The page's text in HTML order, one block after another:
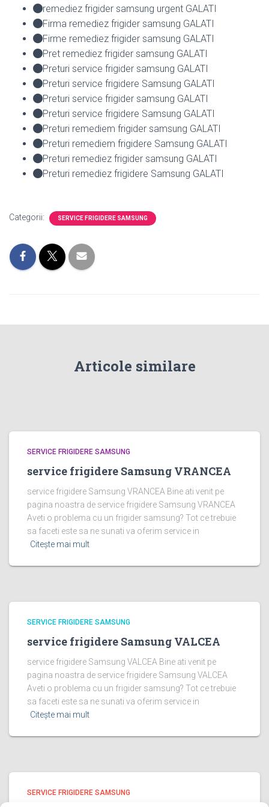
remediez frigider samsung urgent GALATI
Firma remediez frigider samsung GALATI
Firme remediez frigider samsung GALATI
Pret remediez frigider samsung GALATI
Preturi service frigider samsung GALATI
Preturi service frigidere Samsung GALATI
Preturi service frigider samsung GALATI
Preturi service frigidere Samsung GALATI
Preturi remediem frigider samsung GALATI
Preturi remediem frigidere Samsung GALATI
Preturi remediez frigider samsung GALATI
Preturi remediez frigidere Samsung GALATI
Categorii: SERVICE FRIGIDERE SAMSUNG
Articole similare
SERVICE FRIGIDERE SAMSUNG
service frigidere Samsung VRANCEA
service frigidere Samsung VRANCEA Bine ati venit pe
pagina noastra de service frigidere Samsung VRANCEA
Aveti o problema cu un frigider samsung? Tot ce trebuie
sa faceti este sa ne sunati va oferim service in
Citește mai mult
SERVICE FRIGIDERE SAMSUNG
service frigidere Samsung VALCEA
service frigidere Samsung VALCEA Bine ati venit pe
pagina noastra de service frigidere Samsung VALCEA
Aveti o problema cu un frigider samsung? Tot ce trebuie
sa faceti este sa ne sunati va oferim service in
Citește mai mult
SERVICE FRIGIDERE SAMSUNG